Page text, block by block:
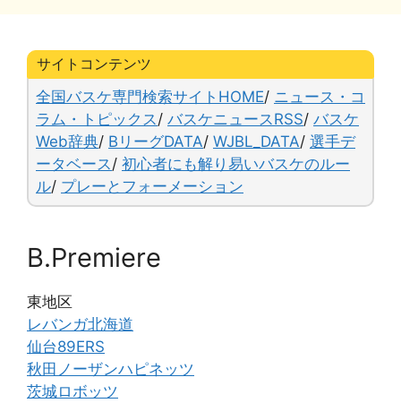
b
o
o
k
k
y
n
k
サイトコンテンツ
全国バスケ専門検索サイトHOME/ ニュース・コ
ラム・トピックス / バスケニュースRSS/ バスケ
Web辞典/ BリーグDATA/ WJBL_DATA/ 選手デ
ータベース / 初心者にも解り易いバスケのルー
ル/ プレーとフォーメーション
B.Premiere
東地区
レバンガ北海道
仙台89ERS
秋田ノーザンハピネッツ
茨城ロボッツ